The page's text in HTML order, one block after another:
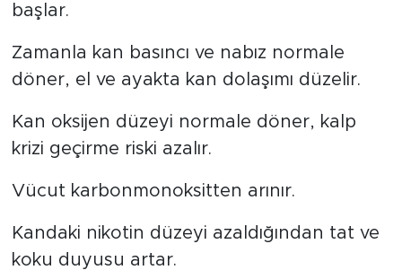
başlar.
Zamanla kan basıncı ve nabız normale
döner, el ve ayakta kan dolaşımı düzelir.
Kan oksijen düzeyi normale döner, kalp
krizi geçirme riski azalır.
Vücut karbonmonoksitten arınır.
Kandaki nikotin düzeyi azaldığından tat ve
koku duyusu artar.